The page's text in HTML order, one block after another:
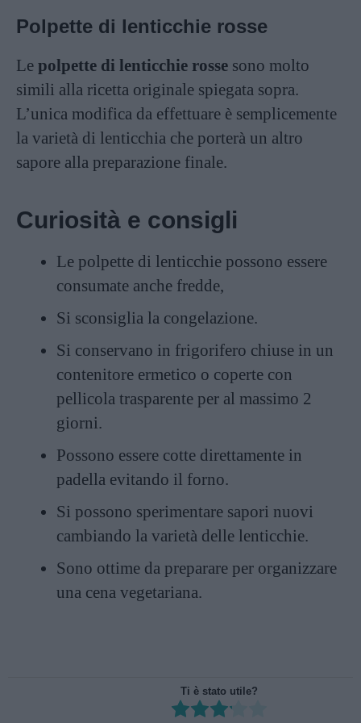
Polpette di lenticchie rosse
Le polpette di lenticchie rosse sono molto
simili alla ricetta originale spiegata sopra.
L’unica modifica da effettuare è semplicemente
la varietà di lenticchia che porterà un altro
sapore alla preparazione finale.
Curiosità e consigli
Le polpette di lenticchie possono essere
consumate anche fredde,
Si sconsiglia la congelazione.
Si conservano in frigorifero chiuse in un
contenitore ermetico o coperte con
pellicola trasparente per al massimo 2
giorni.
Possono essere cotte direttamente in
padella evitando il forno.
Si possono sperimentare sapori nuovi
cambiando la varietà delle lenticchie.
Sono ottime da preparare per organizzare
una cena vegetariana.
Ti è stato utile?
Rate this item: